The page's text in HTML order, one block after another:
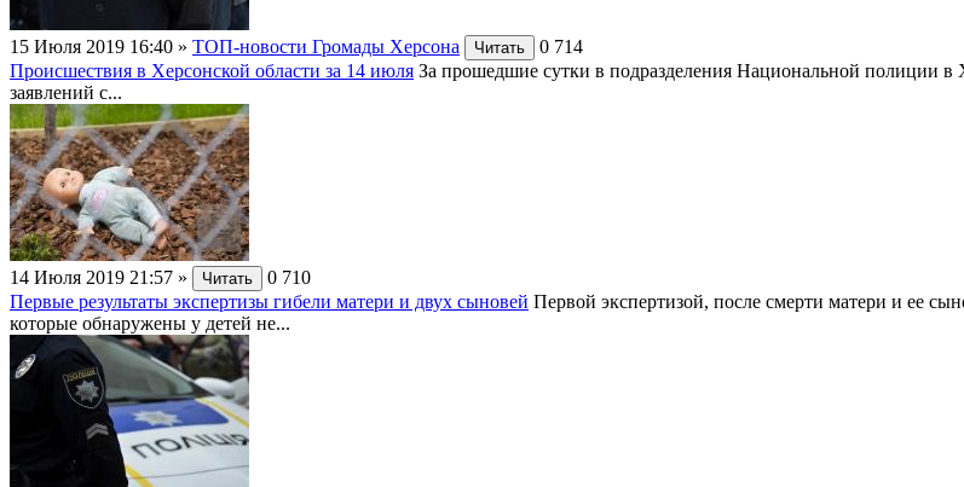
15 Июля 2019 16:40 » ТОП-новости Громады Херсона Читать 0 714
Происшествия в Херсонской области за 14 июля За прошедшие сутки в подразделения Национальной полиции в
заявлений с...
14 Июля 2019 21:57 » Читать 0 710
Первые результаты экспертизы гибели матери и двух сыновей Первой экспертизой, после смерти матери и ее
которые обнаружены у детей не...